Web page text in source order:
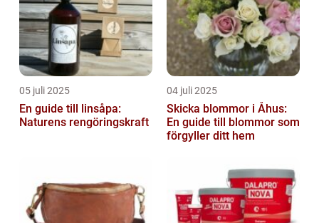
05 juli 2025
En guide till linsåpa:
Naturens rengöringskraft
04 juli 2025
Skicka blommor i Åhus:
En guide till blommor som
förgyller ditt hem